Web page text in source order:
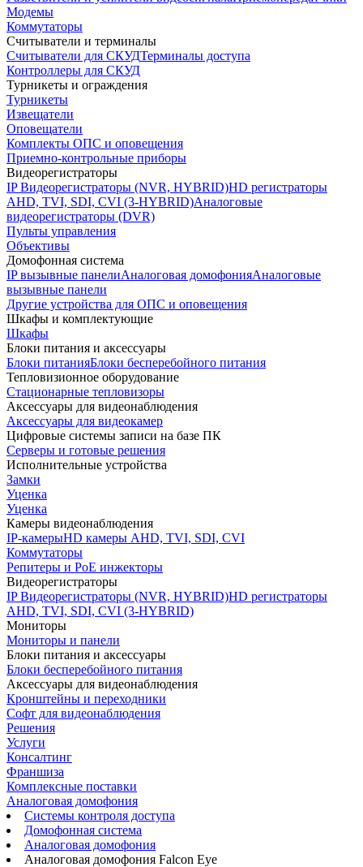
Модемы
Коммутаторы
Считыватели и терминалы
Считыватели для СКУДТерминалы доступа
Контроллеры для СКУД
Турникеты и ограждения
Турникеты
Извещатели
Оповещатели
Комплекты ОПС и оповещения
Приемно-контрольные приборы
Видеорегистраторы
IP Видеорегистраторы (NVR, HYBRID)HD регистраторы
AHD, TVI, SDI, CVI (3-HYBRID)Аналоговые
видеорегистраторы (DVR)
Пульты управления
Объективы
Домофонная система
IP вызывные панелиАналоговая домофонияАналоговые
вызывные панели
Другие устройства для ОПС и оповещения
Шкафы и комплектующие
Шкафы
Блоки питания и аксессуары
Блоки питанияБлоки бесперебойного питания
Тепловизионное оборудование
Стационарные тепловизоры
Аксессуары для видеонаблюдения
Аксессуары для видеокамер
Цифровые системы записи на базе ПК
Серверы и готовые решения
Исполнительные устройства
Замки
Уценка
Уценка
Камеры видеонаблюдения
IP-камерыHD камеры AHD, TVI, SDI, CVI
Коммутаторы
Репитеры и PoE инжекторы
Видеорегистраторы
IP Видеорегистраторы (NVR, HYBRID)HD регистраторы
AHD, TVI, SDI, CVI (3-HYBRID)
Мониторы
Мониторы и панели
Блоки питания и аксессуары
Блоки бесперебойного питания
Аксессуары для видеонаблюдения
Кронштейны и переходники
Софт для видеонаблюдения
Решения
Услуги
Консалтинг
Франшиза
Комплексные поставки
Аналоговая домофония
Системы контроля доступа
Домофонная система
Аналоговая домофония
Аналоговая домофония Falcon Eye